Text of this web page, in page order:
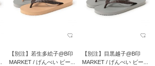
【別注】若生多絵子@B印
MARKET / げんべい ビー...
【別注】目黒越子@B印
MARKET / げんべい ビー...